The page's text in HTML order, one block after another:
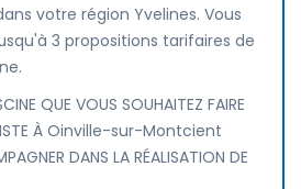
votre région Yvelines. Vous
3 propositions tarifaires de
QUE VOUS SOUHAITEZ FAIRE
À Oinville-sur-Montcient
DANS LA RÉALISATION DE